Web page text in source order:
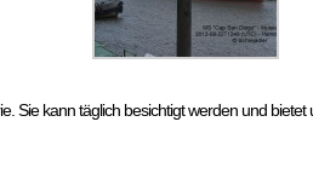
Sie kann täglich besichtigt werden und